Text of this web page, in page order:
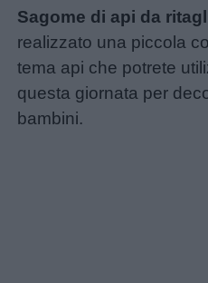
Sagome di api da
realizzato una piccola
tema api che potrete
questa giornata per
bambini.